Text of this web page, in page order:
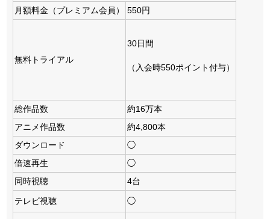
月額料金（プレミアム会員）
550円
無料トライアル
30日間
（入会時550ポイント付与）
総作品数
約16万本
アニメ作品数
約4,800本
ダウンロード
◯
倍速再生
◯
同時視聴
4台
テレビ視聴 ◯